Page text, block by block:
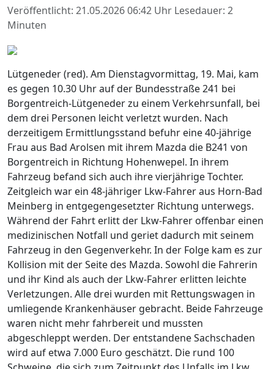
Veröffentlicht: 21.05.2026 06:42 Uhr Lesedauer: 2
Minuten
Lütgeneder (red). Am Dienstagvormittag, 19. Mai, kam
es gegen 10.30 Uhr auf der Bundesstraße 241 bei
Borgentreich-Lütgeneder zu einem Verkehrsunfall, bei
dem drei Personen leicht verletzt wurden. Nach
derzeitigem Ermittlungsstand befuhr eine 40-jährige
Frau aus Bad Arolsen mit ihrem Mazda die B241 von
Borgentreich in Richtung Hohenwepel. In ihrem
Fahrzeug befand sich auch ihre vierjährige Tochter.
Zeitgleich war ein 48-jähriger Lkw-Fahrer aus Horn-Bad
Meinberg in entgegengesetzter Richtung unterwegs.
Während der Fahrt erlitt der Lkw-Fahrer offenbar einen
medizinischen Notfall und geriet dadurch mit seinem
Fahrzeug in den Gegenverkehr. In der Folge kam es zur
Kollision mit der Seite des Mazda. Sowohl die Fahrerin
und ihr Kind als auch der Lkw-Fahrer erlitten leichte
Verletzungen. Alle drei wurden mit Rettungswagen in
umliegende Krankenhäuser gebracht. Beide Fahrzeuge
waren nicht mehr fahrbereit und mussten
abgeschleppt werden. Der entstandene Sachschaden
wird auf etwa 7.000 Euro geschätzt. Die rund 100